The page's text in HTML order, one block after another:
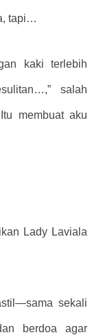
tapi…
kaki terlebih
salah
membuat aku
Lady Laviala
sekali
berdoa agar